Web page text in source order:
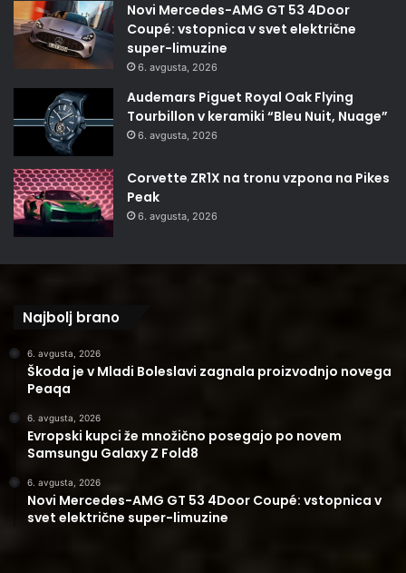
Novi Mercedes-AMG GT 53 4Door
Coupé: vstopnica v svet električne
super-limuzine
6. avgusta, 2026
Audemars Piguet Royal Oak Flying
Tourbillon v keramiki “Bleu Nuit, Nuage”
6. avgusta, 2026
Corvette ZR1X na tronu vzpona na Pikes
Peak
6. avgusta, 2026
Najbolj brano
6. avgusta, 2026
Škoda je v Mladi Boleslavi zagnala proizvodnjo novega
Peaqa
6. avgusta, 2026
Evropski kupci že množično posegajo po novem
Samsungu Galaxy Z Fold8
6. avgusta, 2026
Novi Mercedes-AMG GT 53 4Door Coupé: vstopnica v
svet električne super-limuzine